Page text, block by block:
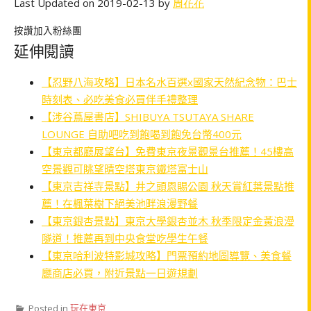
Last Updated on 2019-02-13 by 周花花
按讚加入粉絲團
延伸閱讀
【忍野八海攻略】日本名水百選x國家天然紀念物：巴士
時刻表、必吃美食必買伴手禮整理
【涉谷蔦屋書店】SHIBUYA TSUTAYA SHARE
LOUNGE 自助吧吃到飽喝到飽免台幣400元
【東京都廳展望台】免費東京夜景觀景台推薦！45樓高
空景觀可眺望晴空塔東京鐵塔富士山
【東京吉祥寺景點】井之頭恩賜公園 秋天賞紅葉景點推
薦！在楓葉樹下絕美池畔浪漫野餐
【東京銀杏景點】東京大學銀杏並木 秋季限定金黃浪漫
隧道！推薦再到中央食堂吃學生午餐
【東京哈利波特影城攻略】門票預約地圖導覽、美食餐
廳商店必買，附近景點一日遊規劃
Posted in 玩在東京